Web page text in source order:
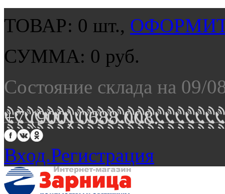
ТОВАР: 0 шт.,
СУММА: 0 руб.
Состояние склада на 09/
+7 (900) 0688 008.
Вход.Регистрация